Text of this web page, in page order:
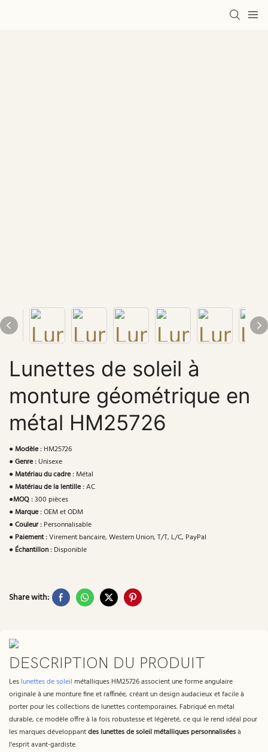
Lunettes de soleil à
monture géométrique en
métal HM25726
●Modèle : HM25726
●Genre : Unisexe
●Matériau du cadre :Métal
●Matériau de la lentille :AC
●MOQ :300 pièces
●Marque :OEM et ODM
●Couleur : Personnalisable
● Paiement :Virement bancaire, Western Union, T/T, L/C, PayPal
● Échantillon : Disponible
Share with:
DESCRIPTION DU PRODUIT
Les lunettes de soleil métalliques HM25726 associent une forme angulaire
originale à une monture fine et raffinée, créant un design audacieux et facile à
porter pour les collections de lunettes contemporaines. Fabriqué en métal
durable, ce modèle offre à la fois robustesse et légèreté, ce qui le rend idéal pour
les marques développantdes lunettes de soleil métalliques personnaliséesà
l'esprit avant-gardiste.